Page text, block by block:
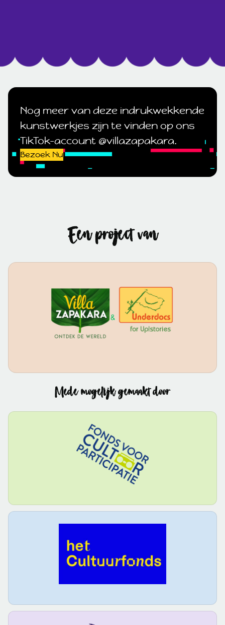
Nog meer van deze indrukwekkende
kunstwerkjes zijn te vinden op ons
TikTok-account @villazapakara.
Bezoek Nu
Een project van
&
Mede mogelijk gemaakt door